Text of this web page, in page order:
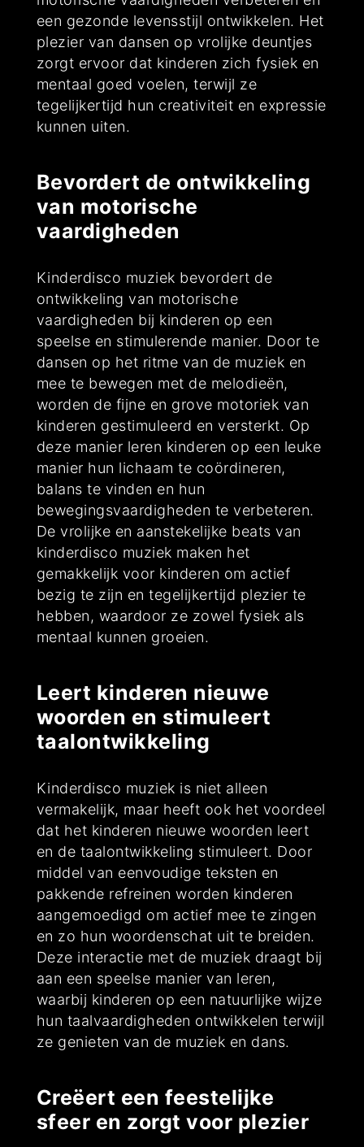
een gezonde levensstijl ontwikkelen. Het
plezier van dansen op vrolijke deuntjes
zorgt ervoor dat kinderen zich fysiek en
mentaal goed voelen, terwijl ze
tegelijkertijd hun creativiteit en expressie
kunnen uiten.
Bevordert de ontwikkeling
van motorische
vaardigheden
Kinderdisco muziek bevordert de
ontwikkeling van motorische
vaardigheden bij kinderen op een
speelse en stimulerende manier. Door te
dansen op het ritme van de muziek en
mee te bewegen met de melodieën,
worden de fijne en grove motoriek van
kinderen gestimuleerd en versterkt. Op
deze manier leren kinderen op een leuke
manier hun lichaam te coördineren,
balans te vinden en hun
bewegingsvaardigheden te verbeteren.
De vrolijke en aanstekelijke beats van
kinderdisco muziek maken het
gemakkelijk voor kinderen om actief
bezig te zijn en tegelijkertijd plezier te
hebben, waardoor ze zowel fysiek als
mentaal kunnen groeien.
Leert kinderen nieuwe
woorden en stimuleert
taalontwikkeling
Kinderdisco muziek is niet alleen
vermakelijk, maar heeft ook het voordeel
dat het kinderen nieuwe woorden leert
en de taalontwikkeling stimuleert. Door
middel van eenvoudige teksten en
pakkende refreinen worden kinderen
aangemoedigd om actief mee te zingen
en zo hun woordenschat uit te breiden.
Deze interactie met de muziek draagt bij
aan een speelse manier van leren,
waarbij kinderen op een natuurlijke wijze
hun taalvaardigheden ontwikkelen terwijl
ze genieten van de muziek en dans.
Creëert een feestelijke
sfeer en zorgt voor plezier